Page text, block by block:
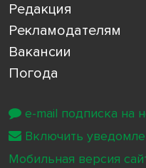
Редакция
Рекламодателям
Вакансии
Погода
e-mail подписка на
Включить
Мобильная версия